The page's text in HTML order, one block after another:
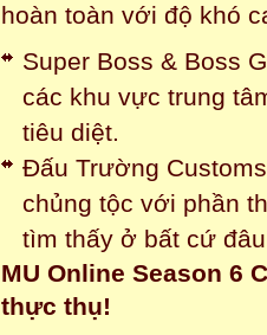
hoàn toàn với độ khó
Super Boss & Boss
các khu vực trung
tiêu diệt.
Đấu Trường
chủng tộc với phần
tìm thấy ở bất cứ
MU Online Season 6
thực thụ!